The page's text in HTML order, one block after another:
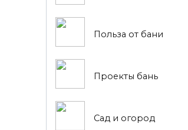
Польза от бани
Проекты бань
Сад и огород